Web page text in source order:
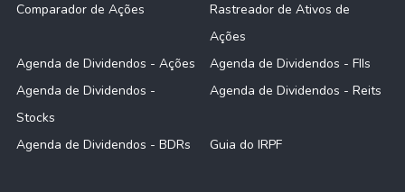
Comparador de Ações
Rastreador de Ativos de
Ações
Agenda de Dividendos - Ações
Agenda de Dividendos - FIIs
Agenda de Dividendos -
Stocks
Agenda de Dividendos - Reits
Agenda de Dividendos - BDRs Guia do IRPF